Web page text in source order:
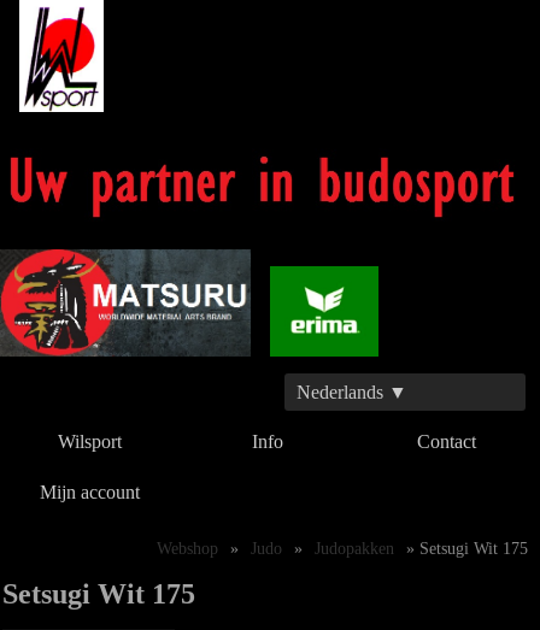
Nederlands ▼
Wilsport Info Contact
Mijn account
Webshop » Judo » Judopakken » Setsugi Wit 175
Setsugi Wit 175